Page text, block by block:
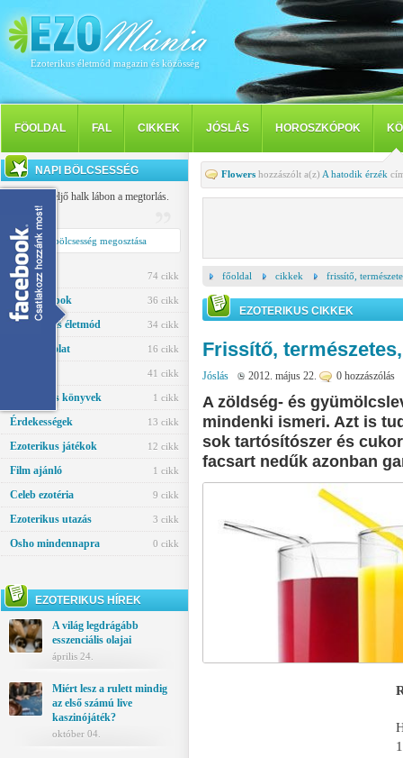
Ezoterikus életmód magazin és közösség
FÖOLDAL FAL CIKKEK JÓSLÁS HOROSZKÓPOK
NAPI BÖLCSESSÉG
Késve, de eljő halk lábon a megtorlás.
Tibullus
Napi bölcsesség megosztása
Jóslás 74 cikk
Horoszkópok 36 cikk
Egészség és életmód 34 cikk
Párkapcsolat 16 cikk
41 cikk
Ezoterikus könyvek 1 cikk
Érdekességek 13 cikk
Ezoterikus játékok 12 cikk
Film ajánló 1 cikk
Celeb ezotéria 9 cikk
Ezoterikus utazás 3 cikk
Osho mindennapra 0 cikk
EZOTERIKUS HÍREK
A világ legdrágább
esszenciális olajai
április 24.
Miért lesz a rulett mindig
az első számú live
kaszinójáték?
október 04.
Flowers hozzászólt a(z) A hatodik érzék
főoldal cikkek frissítő,
EZOTERIKUS CIKKEK
Frissítő,
Jóslás 2012. május 22. 0 hozzászólás
A zöldség- és
mindenki ismeri. Azt is
sok tartósítószer és
facsart nedűk azonban